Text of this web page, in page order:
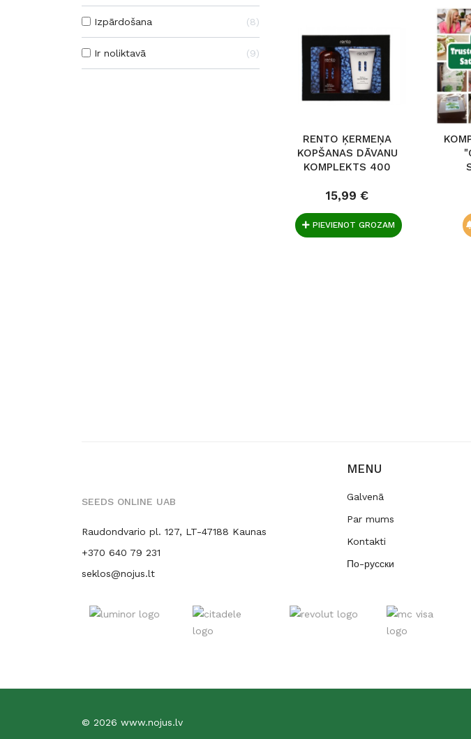
Izpārdošana 8
Ir noliktavā 9
RENTO ĶERMEŅA
KOPŠANAS DĀVANU
KOMPLEKTS 400
15,99 €
PIEVIENOT GROZAM
SEEDS ONLINE UAB
Raudondvario pl. 127, LT-47188 Kaunas
+370 640 79 231
seklos@nojus.lt
MENU
Galvenā
Par mums
Kontakti
По-русски
© 2026 www.nojus.lv